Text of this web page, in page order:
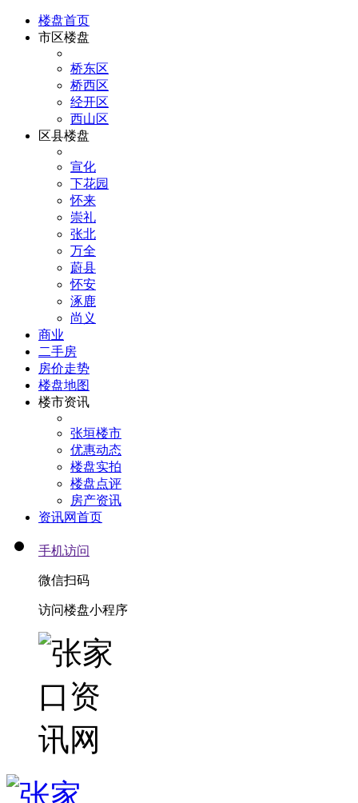
楼盘首页
市区楼盘
桥东区
桥西区
经开区
西山区
区县楼盘
宣化
下花园
怀来
崇礼
张北
万全
蔚县
怀安
涿鹿
尚义
商业
二手房
房价走势
楼盘地图
楼市资讯
张垣楼市
优惠动态
楼盘实拍
楼盘点评
房产资讯
资讯网首页
手机访问
微信扫码
访问楼盘小程序